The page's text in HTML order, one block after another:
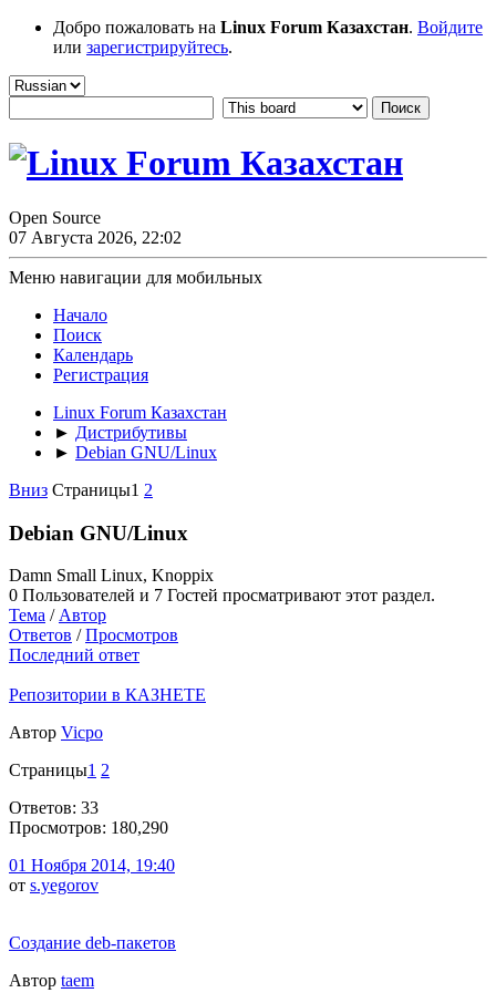
Добро пожаловать на Linux Forum Казахстан. Войдите
или зарегистрируйтесь.
Open Source
07 Августа 2026, 22:02
Меню навигации для мобильных
Начало
Поиск
Календарь
Регистрация
Linux Forum Казахстан
► Дистрибутивы
► Debian GNU/Linux
Вниз Страницы1 2
Debian GNU/Linux
Damn Small Linux, Knoppix
0 Пользователей и 7 Гостей просматривают этот раздел.
Тема / Автор
Ответов /Просмотров
Последний ответ
Репозитории в КАЗНЕТЕ
Автор Vicpo
Страницы1 2
Ответов: 33
Просмотров: 180,290
01 Ноября 2014, 19:40
от s.yegorov
Создание deb-пакетов
Автор taem